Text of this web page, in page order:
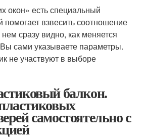
окон» есть специальный
помогает взвесить соотношение
сразу видно, как меняется
сами указываете параметры.
не участвуют в выборе
балкон.
самостоятельно с